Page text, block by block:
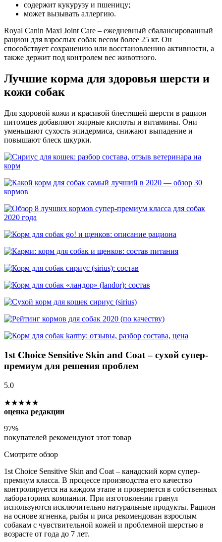
содержит кукурузу и пшеницу;
может вызывать аллергию.
Royal Canin Maxi Joint Care – ежедневный сбалансированный
рацион для взрослых собак весом более 25 кг. Он
способствует сохранению или восстановлению активности, а
также держит под контролем вес животного.
Лучшие корма для здоровья шерсти и
кожи собак
Для здоровой кожи и красивой блестящей шерсти в рацион
питомцев добавляют жирные кислоты и витамины. Они
уменьшают сухость эпидермиса, снижают выпадение и
повышают блеск шкурки.
1st Choice Sensitive Skin and Coat – сухой супер-
премиум для решения проблем
5.0
★★★★★
оценка редакции
97%
покупателей рекомендуют этот товар
Смотрите обзор
1st Choice Sensitive Skin and Coat – канадский корм супер-
премиум класса. В процессе производства его качество
контролируется на каждом этапе и проверяется в собственных
лабораториях компании. При изготовлении гранул
используются исключительно натуральные продукты. Рацион
на основе ягненка, рыбы и риса рекомендован взрослым
собакам с чувствительной кожей и проблемной шерстью в
возрасте от года до 7 лет.